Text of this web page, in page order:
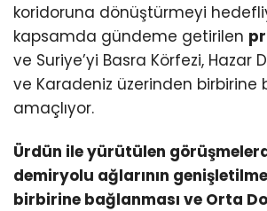
koridoruna dönüştürmeyi
kapsamda gündeme getirilen
ve Suriye’yi Basra Körfezi, Hazar
ve Karadeniz üzerinden birbirine
amaçlıyor.
Ürdün ile yürütülen
demiryolu ağlarının
birbirine bağlanması ve Orta